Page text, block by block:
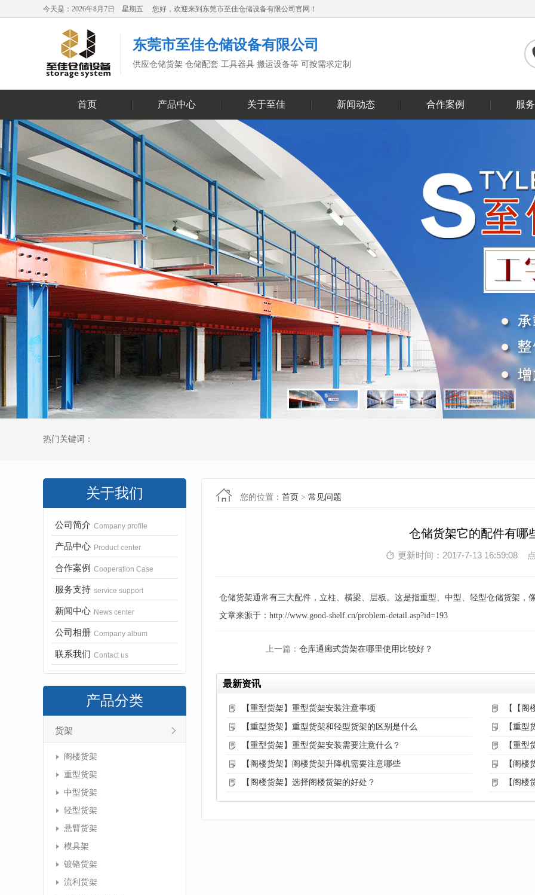
今天是：2026年8月7日 星期五 您好，欢迎来到东莞市至佳仓储设备有限公司官网！
东莞市至佳仓储设备有限公司
供应仓储货架 仓储配套 工具器具 搬运设备等 可按需求定制
首页 产品中心 关于至佳 新闻动态 合作案例 服
热门关键词：
关于我们
公司简介 Company profile
产品中心 Product center
合作案例 Cooperation Case
服务支持 service support
新闻中心 News center
公司相册 Company album
联系我们 Contact us
产品分类
货架
阁楼货架
重型货架
中型货架
轻型货架
悬臂货架
模具架
镀铬货架
流利货架
您的位置： 首页 > 常见问题
仓储货架它的配件有哪
更新时间：2017-7-13 16:59:08
仓储货架通常有三大配件，立柱、横梁、层板。这是指重型、中型、轻型仓储货架，
文章来源于：http://www.good-shelf.cn/problem-detail.asp?id=193
上一篇： 仓库通廊式货架在哪里使用比较好？
最新资讯
【重型货架】重型货架安装注意事项 【【阁
【重型货架】重型货架和轻型货架的区别是什么 【重型
【重型货架】重型货架安装需要注意什么？ 【重型
【阁楼货架】阁楼货架升降机需要注意哪些 【阁
【阁楼货架】选择阁楼货架的好处？ 【阁楼